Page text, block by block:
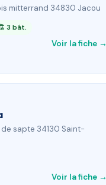
mitterrand 34830 Jacou
3 bât.
Voir la fiche →
de sapte 34130 Saint-
Voir la fiche →